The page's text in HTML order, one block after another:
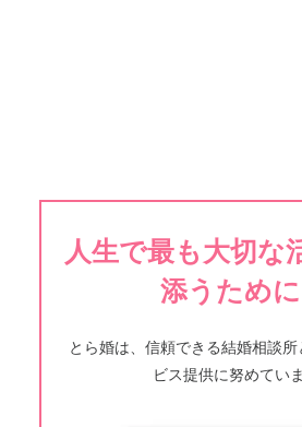
人生で最も大切な
添うために
とら婚は、信頼できる結婚相談
ビス提供に努めていま